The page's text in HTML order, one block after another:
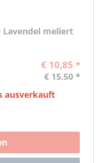
Lavendel meliert
€ 10,85 *
€ 15,50 *
ausverkauft